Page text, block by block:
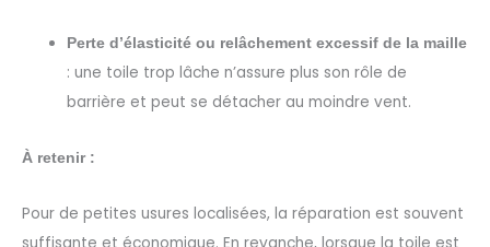
Perte d’élasticité ou relâchement excessif de la maille
: une toile trop lâche n’assure plus son rôle de
barrière et peut se détacher au moindre vent.
À retenir :
Pour de petites usures localisées, la réparation est souvent